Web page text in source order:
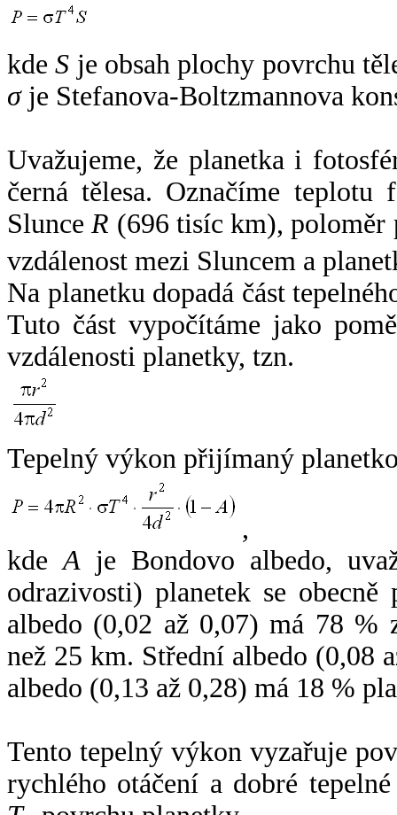
kdeS je obsah plochy povrchu
σje Stefanova-Boltzmannova
Uvažujeme, že planetka i
černá tělesa. Označíme
SlunceR (696 tisíc km),
vzdálenost mezi Sluncem a
Na planetku dopadá část
Tuto část vypočítáme jako
vzdálenosti planetky, tzn.
Tepelný výkon přijímaný
,
kdeA je Bondovo albedo,
odrazivosti) planetek se
albedo (0,02 až 0,07) má 78 %
než 25 km. Střední albedo (0,08
albedo (0,13 až 0,28) má 18 %
Tento tepelný výkon vyzařuje
rychlého otáčení a dobré